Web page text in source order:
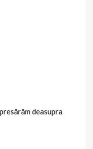
deasupra